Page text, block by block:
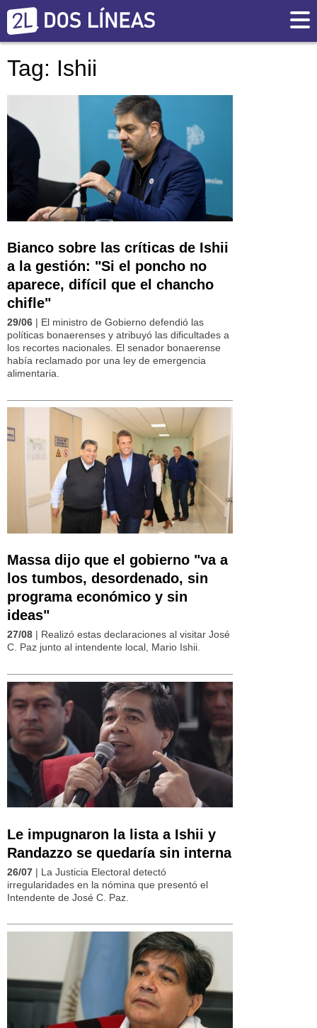
Tag: Ishii
Bianco sobre las críticas de Ishii
a la gestión: "Si el poncho no
aparece, difícil que el chancho
chifle"
29/06 | El ministro de Gobierno defendió las
políticas bonaerenses y atribuyó las dificultades a
los recortes nacionales. El senador bonaerense
había reclamado por una ley de emergencia
alimentaria.
Massa dijo que el gobierno "va a
los tumbos, desordenado, sin
programa económico y sin
ideas"
27/08 | Realizó estas declaraciones al visitar José
C. Paz junto al intendente local, Mario Ishii.
Le impugnaron la lista a Ishii y
Randazzo se quedaría sin interna
26/07 | La Justicia Electoral detectó
irregularidades en la nómina que presentó el
Intendente de José C. Paz.